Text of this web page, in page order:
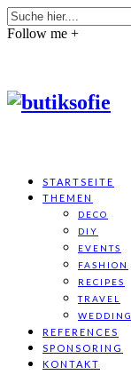
Follow me +
STARTSEITE
THEMEN
DECO
DIY
EVENTS
FASHION
RECIPES
TRAVEL
WEDDING
REFERENCES
SPONSORING
KONTAKT